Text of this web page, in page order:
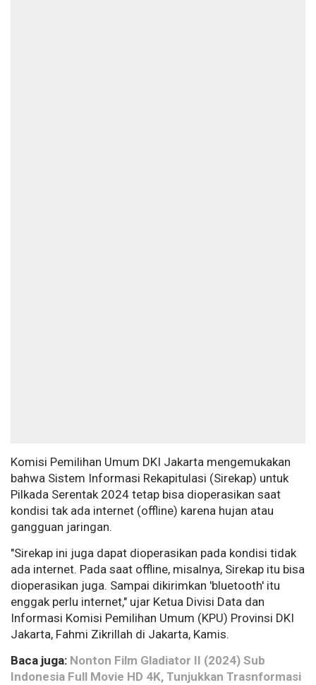
Komisi Pemilihan Umum DKI Jakarta mengemukakan
bahwa Sistem Informasi Rekapitulasi (Sirekap) untuk
Pilkada Serentak 2024 tetap bisa ​​​​​​dioperasikan saat
kondisi tak ada internet (offline) karena hujan atau
gangguan jaringan.
"Sirekap ini juga dapat dioperasikan pada kondisi tidak
ada internet. Pada saat offline, misalnya, Sirekap​​​​​​ itu bisa
dioperasikan juga. Sampai dikirimkan 'bluetooth' itu
enggak perlu internet," ujar Ketua Divisi Data dan
Informasi Komisi Pemilihan Umum (KPU) Provinsi DKI
Jakarta, Fahmi Zikrillah di Jakarta, Kamis.
Baca juga: Nonton Film Gladiator II (2024) Sub
Indonesia Full Movie HD 4K, Tunjukkan Trasnformasi